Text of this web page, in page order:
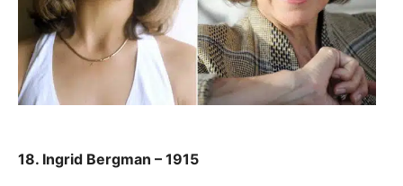
18. Ingrid Bergman – 1915